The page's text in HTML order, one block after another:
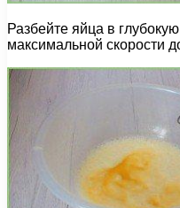
Разбейте яйца в
максимальной скорости